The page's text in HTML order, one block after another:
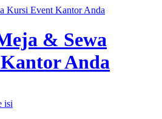
& Sewa
Anda
isi